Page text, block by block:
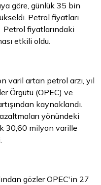
göre, günlük 35 bin
Petrol fiyatları
fiyatlarındaki
etkili oldu.
varil artan petrol arzı, yıl
Örgütü (OPEC) ve
kaynaklandı.
yönündeki
30,60 milyon varille
gözler OPEC'in 27